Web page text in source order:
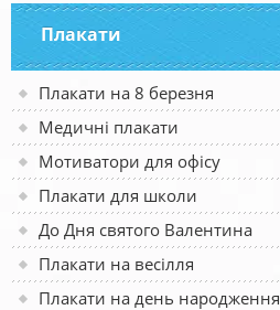
Плакати
Плакати на 8 березня
Медичні плакати
Мотиватори для офісу
Плакати для школи
До Дня святого Валентина
Плакати на весілля
Плакати на день народження